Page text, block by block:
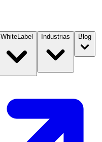
WhiteLabel Industrias Blog